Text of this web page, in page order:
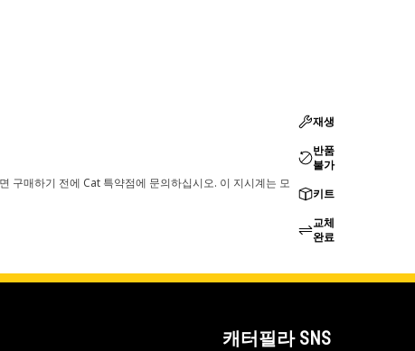
구매하기 전에 Cat 특약점에 문의하십시오. 이 지시계는 모
재생
반품
불가
키트
교체
완료
캐터필라 SNS